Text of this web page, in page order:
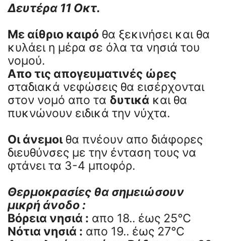
Δευτέρα 11 Οκτ.
Με αίθριο καιρό θα ξεκινήσει και θα
κυλάει η μέρα σε όλα τα νησιά του
νομού.
Απο τις απογευματινές ώρες
σταδιακά νεφώσεις θα εισέρχονται
στον νομό απο τα δυτικά και θα
πυκνώνουν ειδικά την νύχτα.
Οι άνεμοιθα πνέουν απο διάφορες
διευθύνσες με την ένταση τους να
φτάνει τα 3-4 μποφόρ.
Θερμοκρασίες θα σημειώσουν
μικρή άνοδο :
Βόρεια νησιά : απο 18.. έως 25°C
Νότια νησιά : απο 19.. έως 27°C